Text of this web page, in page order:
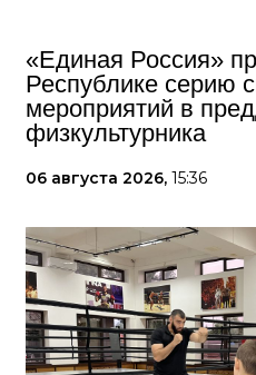
«Единая Россия»
Республике серию
мероприятий в
физкультурника
06 августа 2026, 15:36